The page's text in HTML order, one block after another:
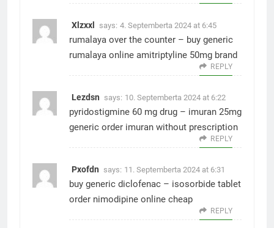
Xlzxxl says: 4. Septemberta 2024 at 6:45
rumalaya over the counter – buy generic
rumalaya online amitriptyline 50mg brand
REPLY
Lezdsn says: 10. Septemberta 2024 at 6:22
pyridostigmine 60 mg drug – imuran 25mg
generic order imuran without prescription
REPLY
Pxofdn says: 11. Septemberta 2024 at 6:31
buy generic diclofenac – isosorbide tablet
order nimodipine online cheap
REPLY